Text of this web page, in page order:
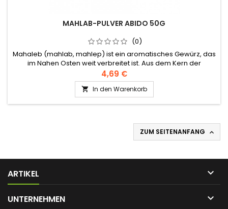
MAHLAB-PULVER ABIDO 50G
(0)
Mahaleb (mahlab, mahlep) ist ein aromatisches Gewürz, das
im Nahen Osten weit verbreitet ist. Aus dem Kern der
Schwarzkirsche gewonnen, hat dieses Gewürz einen
bittersüßen Geschmack und verleiht den Zubereitungen, die
es enthalten, einen unverwechselbaren Duft. Traditionell wird
Mahaleb festlichem Gebäck wie Maamoul, Barazek usw. und
4,69 €
 In den Warenkorb
ZUM SEITENANFANG 
ARTIKEL 
UNTERNEHMEN 